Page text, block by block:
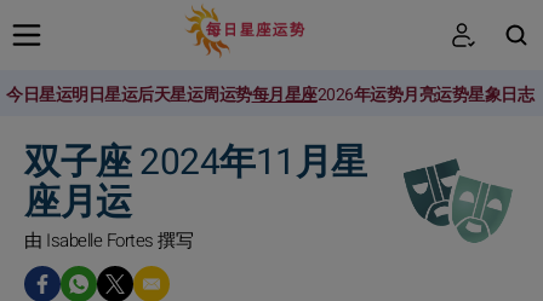
今日星运明日星运后天星运周运势每月星座2026年运势月亮运势星象日志
双子座 2024年11月星
座月运
由 Isabelle Fortes 撰写